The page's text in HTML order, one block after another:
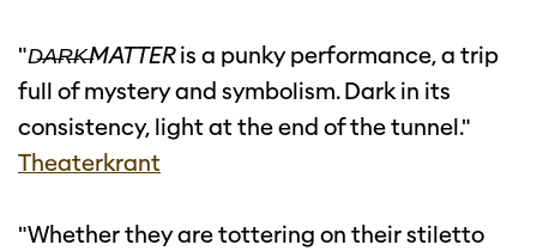
"D̶A̶R̶K̶MATTERis a punky performance, a trip
full of mystery and symbolism. Dark in its
consistency, light at the end of the tunnel."
Theaterkrant
"Whether they are tottering on their stiletto